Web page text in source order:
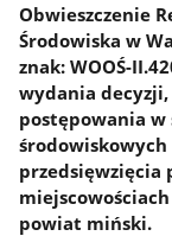
Obwieszczenie
Środowiska w
znak: WOOŚ-
wydania
postępowania
przedsięwzięcia
powiat miński.